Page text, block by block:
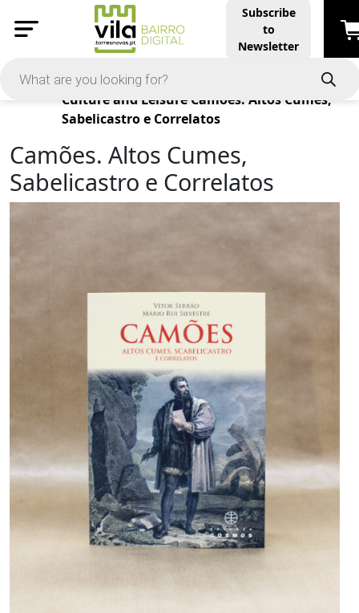
Subscribe
to
Newsletter
Products
Culture and Leisure Camões. Altos Cumes,
Sabelicastro e Correlatos
Camões. Altos Cumes,
Sabelicastro e Correlatos